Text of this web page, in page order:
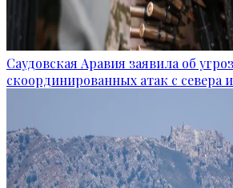
Саудовская Аравия заявила об
скоординированных атак с севера